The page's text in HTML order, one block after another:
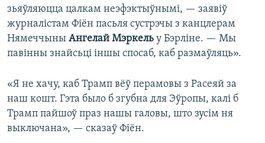
зьяўляюцца цалкам неэфэктыўнымі, — заявіў
журналістам Фіён пасьля сустрэчы з канцлерам
Нямеччыны Ангелай Мэркель у Бэрліне. — Мы
павінны знайсьці іншы спосаб, каб размаўляць».
«Я не хачу, каб Трамп вёў перамовы з Расеяй за
наш кошт. Гэта было б згубна для Эўропы, калі б
Трамп пайшоў праз нашы галовы, што зусім ня
выключана», — сказаў Фіён.